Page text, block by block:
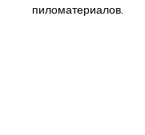
пиломатериалов.